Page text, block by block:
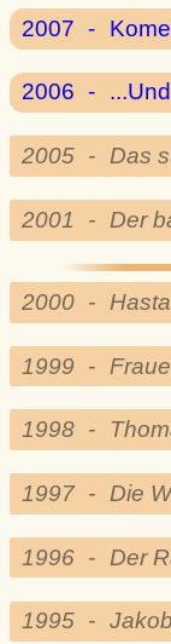
2007 -
2006 -
2005 - Das
2001 - Der
2000 -
1999 -
1998 -
1997 - Die
1996 - Der
1995 -